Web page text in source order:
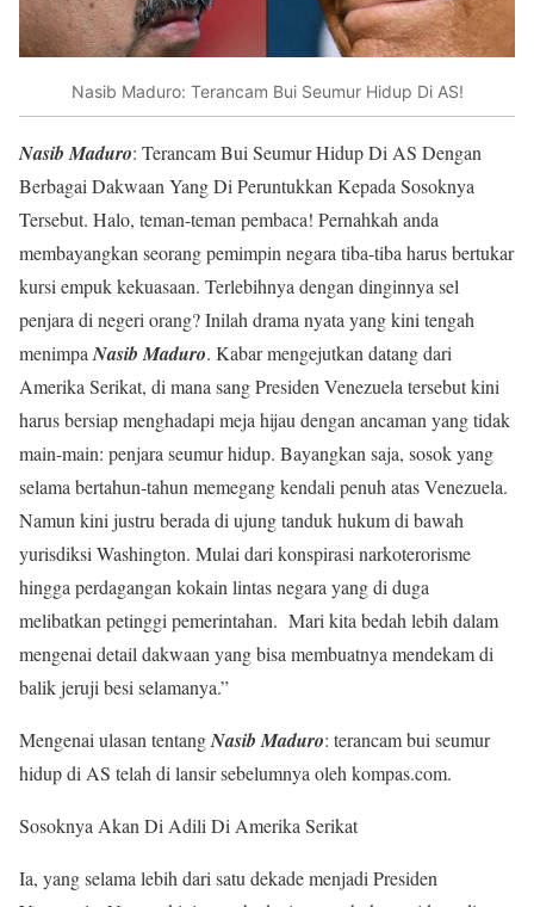
Nasib Maduro: Terancam Bui Seumur Hidup Di AS!
Nasib Maduro: Terancam Bui Seumur Hidup Di AS Dengan
Berbagai Dakwaan Yang Di Peruntukkan Kepada Sosoknya
Tersebut. Halo, teman-teman pembaca! Pernahkah anda
membayangkan seorang pemimpin negara tiba-tiba harus bertukar
kursi empuk kekuasaan. Terlebihnya dengan dinginnya sel
penjara di negeri orang? Inilah drama nyata yang kini tengah
menimpa Nasib Maduro. Kabar mengejutkan datang dari
Amerika Serikat, di mana sang Presiden Venezuela tersebut kini
harus bersiap menghadapi meja hijau dengan ancaman yang tidak
main-main: penjara seumur hidup. Bayangkan saja, sosok yang
selama bertahun-tahun memegang kendali penuh atas Venezuela.
Namun kini justru berada di ujung tanduk hukum di bawah
yurisdiksi Washington. Mulai dari konspirasi narkoterorisme
hingga perdagangan kokain lintas negara yang di duga
melibatkan petinggi pemerintahan. Mari kita bedah lebih dalam
mengenai detail dakwaan yang bisa membuatnya mendekam di
balik jeruji besi selamanya.”
Mengenai ulasan tentangNasib Maduro: terancam bui seumur
hidup di AS telah di lansir sebelumnya oleh kompas.com.
Sosoknya Akan Di Adili Di Amerika Serikat
Ia, yang selama lebih dari satu dekade menjadi Presiden